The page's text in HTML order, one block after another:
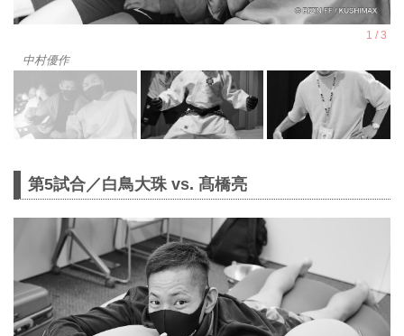
中村優作
第5試合／白鳥大珠 vs. 髙橋亮